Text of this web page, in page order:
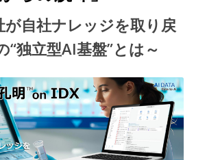
が自社ナレッジを取り戻
“独立型AI基盤”とは～